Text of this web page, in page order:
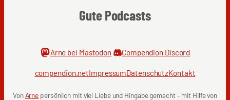
Gute Podcasts
Arne bei Mastodon Compendion Discord
compendion.netImpressumDatenschutzKontakt
VonArne persönlich mit viel Liebe und Hingabe gemacht – mit Hilfe von